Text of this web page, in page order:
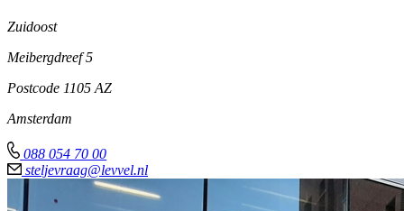
Zuidoost
Meibergdreef 5
Postcode 1105 AZ
Amsterdam
088 054 70 00
steljevraag@levvel.nl